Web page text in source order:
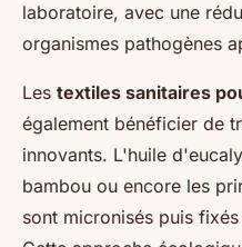
laboratoire, avec une
organismes pathogènes
Les textiles sanitaires
également bénéficier de
innovants. L'huile
bambou ou encore les
sont micronisés puis